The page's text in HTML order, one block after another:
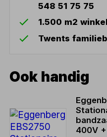
548 51 75 75
1.500 m2
Twents
Ook handig
400V +